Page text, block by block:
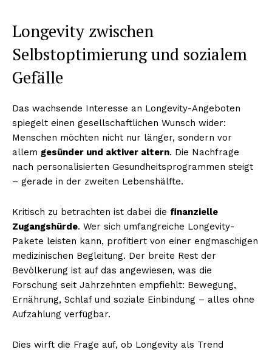
Longevity zwischen
Selbstoptimierung und sozialem
Gefälle
Das wachsende Interesse an Longevity-Angeboten
spiegelt einen gesellschaftlichen Wunsch wider:
Menschen möchten nicht nur länger, sondern vor
allem gesünder und aktiver altern. Die Nachfrage
nach personalisierten Gesundheitsprogrammen steigt
– gerade in der zweiten Lebenshälfte.
Kritisch zu betrachten ist dabei die finanzielle
Zugangshürde. Wer sich umfangreiche Longevity-
Pakete leisten kann, profitiert von einer engmaschigen
medizinischen Begleitung. Der breite Rest der
Bevölkerung ist auf das angewiesen, was die
Forschung seit Jahrzehnten empfiehlt: Bewegung,
Ernährung, Schlaf und soziale Einbindung – alles ohne
Aufzahlung verfügbar.
Dies wirft die Frage auf, ob Longevity als Trend